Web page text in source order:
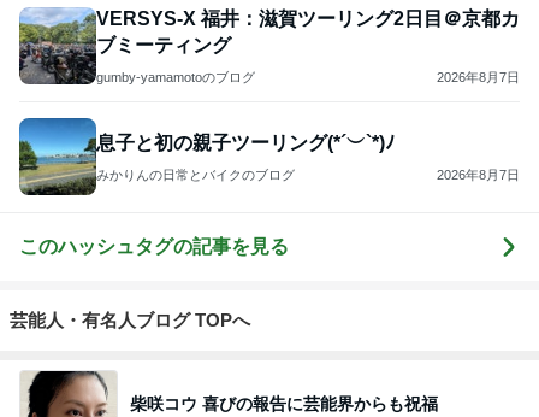
VERSYS-X 福井：滋賀ツーリング2日目＠京都カ
ブミーティング
gumby-yamamotoのブログ 2026年8月7日
息子と初の親子ツーリング(*´︶`*)ﾉ
みかりんの日常とバイクのブログ 2026年8月7日
このハッシュタグの記事を見る
芸能人・有名人ブログ TOPへ
柴咲コウ 喜びの報告に芸能界からも祝福